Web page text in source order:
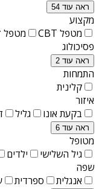
ראה עוד 54
מקצוע
מטפל CBT
מטפל
פסיכולוג
ראה עוד 2
התמחות
קלינית
איזור
בקעת אונו
גליל
ראה עוד 6
מטופל
גיל השלישי
ילדים
שפה
אנגלית
ספרדית